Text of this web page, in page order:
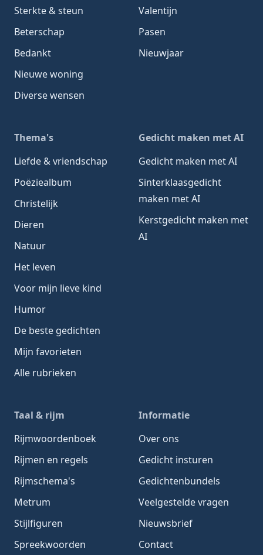
Sterkte & steun
Beterschap
Bedankt
Nieuwe woning
Diverse wensen
Valentijn
Pasen
Nieuwjaar
Thema's
Liefde & vriendschap
Poëziealbum
Christelijk
Dieren
Natuur
Het leven
Voor mijn lieve kind
Humor
De beste gedichten
Mijn favorieten
Alle rubrieken
Gedicht maken met AI
Gedicht maken met AI
Sinterklaasgedicht
maken met AI
Kerstgedicht maken met
AI
Taal & rijm
Rijmwoordenboek
Rijmen en regels
Rijmschema's
Metrum
Stijlfiguren
Spreekwoorden
Informatie
Over ons
Gedicht insturen
Gedichtenbundels
Veelgestelde vragen
Nieuwsbrief
Contact